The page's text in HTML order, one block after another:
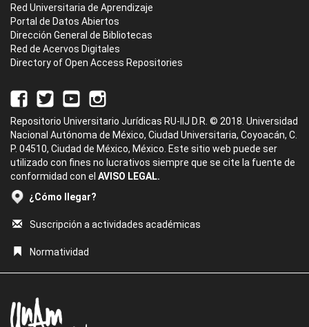
Red Universitaria de Aprendizaje
Portal de Datos Abiertos
Dirección General de Bibliotecas
Red de Acervos Digitales
Directory of Open Access Repositories
Repositorio Universitario Jurídicas RU-IIJ D.R. © 2018. Universidad
Nacional Autónoma de México, Ciudad Universitaria, Coyoacán, C.
P. 04510, Ciudad de México, México. Este sitio web puede ser
utilizado con fines no lucrativos siempre que se cite la fuente de
conformidad con el AVISO LEGAL.
¿Cómo llegar?
Suscripción a actividades académicas
Normatividad